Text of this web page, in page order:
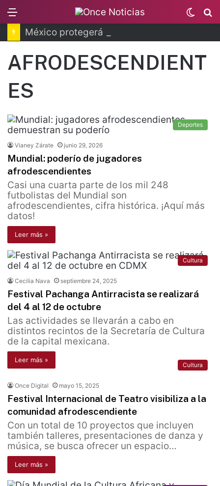
Switch
skin
AFRODESCENDIENT
ES
Deportes
Vianey Zárate junio 29, 2026
Mundial: poderío de jugadores
afrodescendientes
Casi una cuarta parte de los mil 248
futbolistas del Mundial son
afrodescendientes, cifra histórica. ¡Aquí más
datos!
Leer más »
Cultura
Cecilia Nava septiembre 24, 2025
Festival Pachanga Antirracista se realizará
del 4 al 12 de octubre
Las actividades se llevarán a cabo en
distintos recintos de la Secretaría de Cultura
de la capital mexicana.
Leer más »
Cultura
Once Digital mayo 15, 2025
Festival Internacional de Teatro visibiliza a la
comunidad afrodescendiente
Con un total de 10 proyectos que incluyen
también talleres, presentaciones de danza y
música, se busca ofrecer un espacio…
Leer más »